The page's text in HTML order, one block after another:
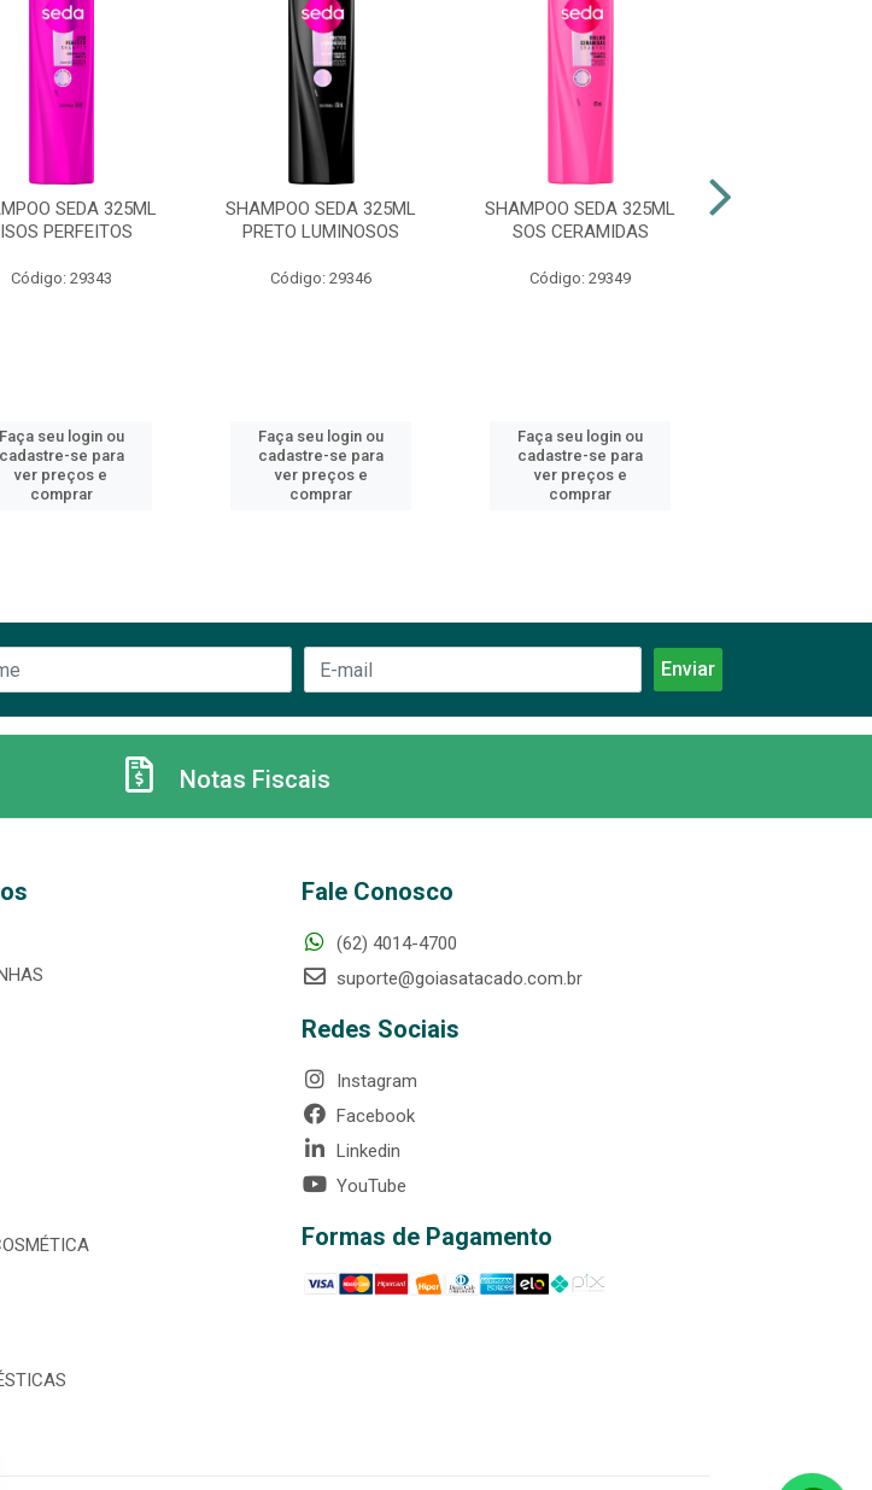
SEDA 325ML
PERFEITOS
Código: 29343
Faça seu login ou
cadastre-se para
ver preços e
comprar
SHAMPOO SEDA 325ML
PRETO LUMINOSOS
Código: 29346
Faça seu login ou
cadastre-se para
ver preços e
comprar
SHAMPOO SEDA 325ML
SOS CERAMIDAS
Código: 29349
Faça seu login ou
cadastre-se para
ver preços e
comprar
Notas Fiscais
Fale Conosco
(62) 4014-4700
suporte@goiasatacado.com.br
Redes Sociais
Instagram
Facebook
Linkedin
YouTube
Formas de Pagamento